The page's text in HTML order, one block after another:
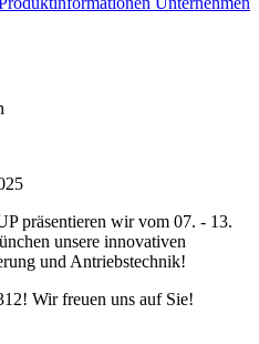
präsentieren wir vom 07. - 13.
unsere innovativen
und Antriebstechnik!
Wir freuen uns auf Sie!